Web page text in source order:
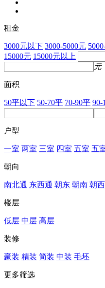
租金
3000元以下 3000-5000元
15000元 15000元以上
元
面积
50平以下 50-70平 70-90平 90-
户型
一室 两室 三室 四室 五室 五
朝向
南北通 东西通 朝东 朝南 朝西
楼层
低层 中层 高层
装修
豪装 精装 简装 中装 毛坯
更多筛选